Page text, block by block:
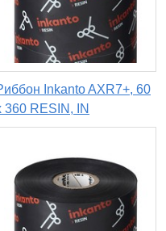
Inkanto AXR7+, 60
360 RESIN, IN